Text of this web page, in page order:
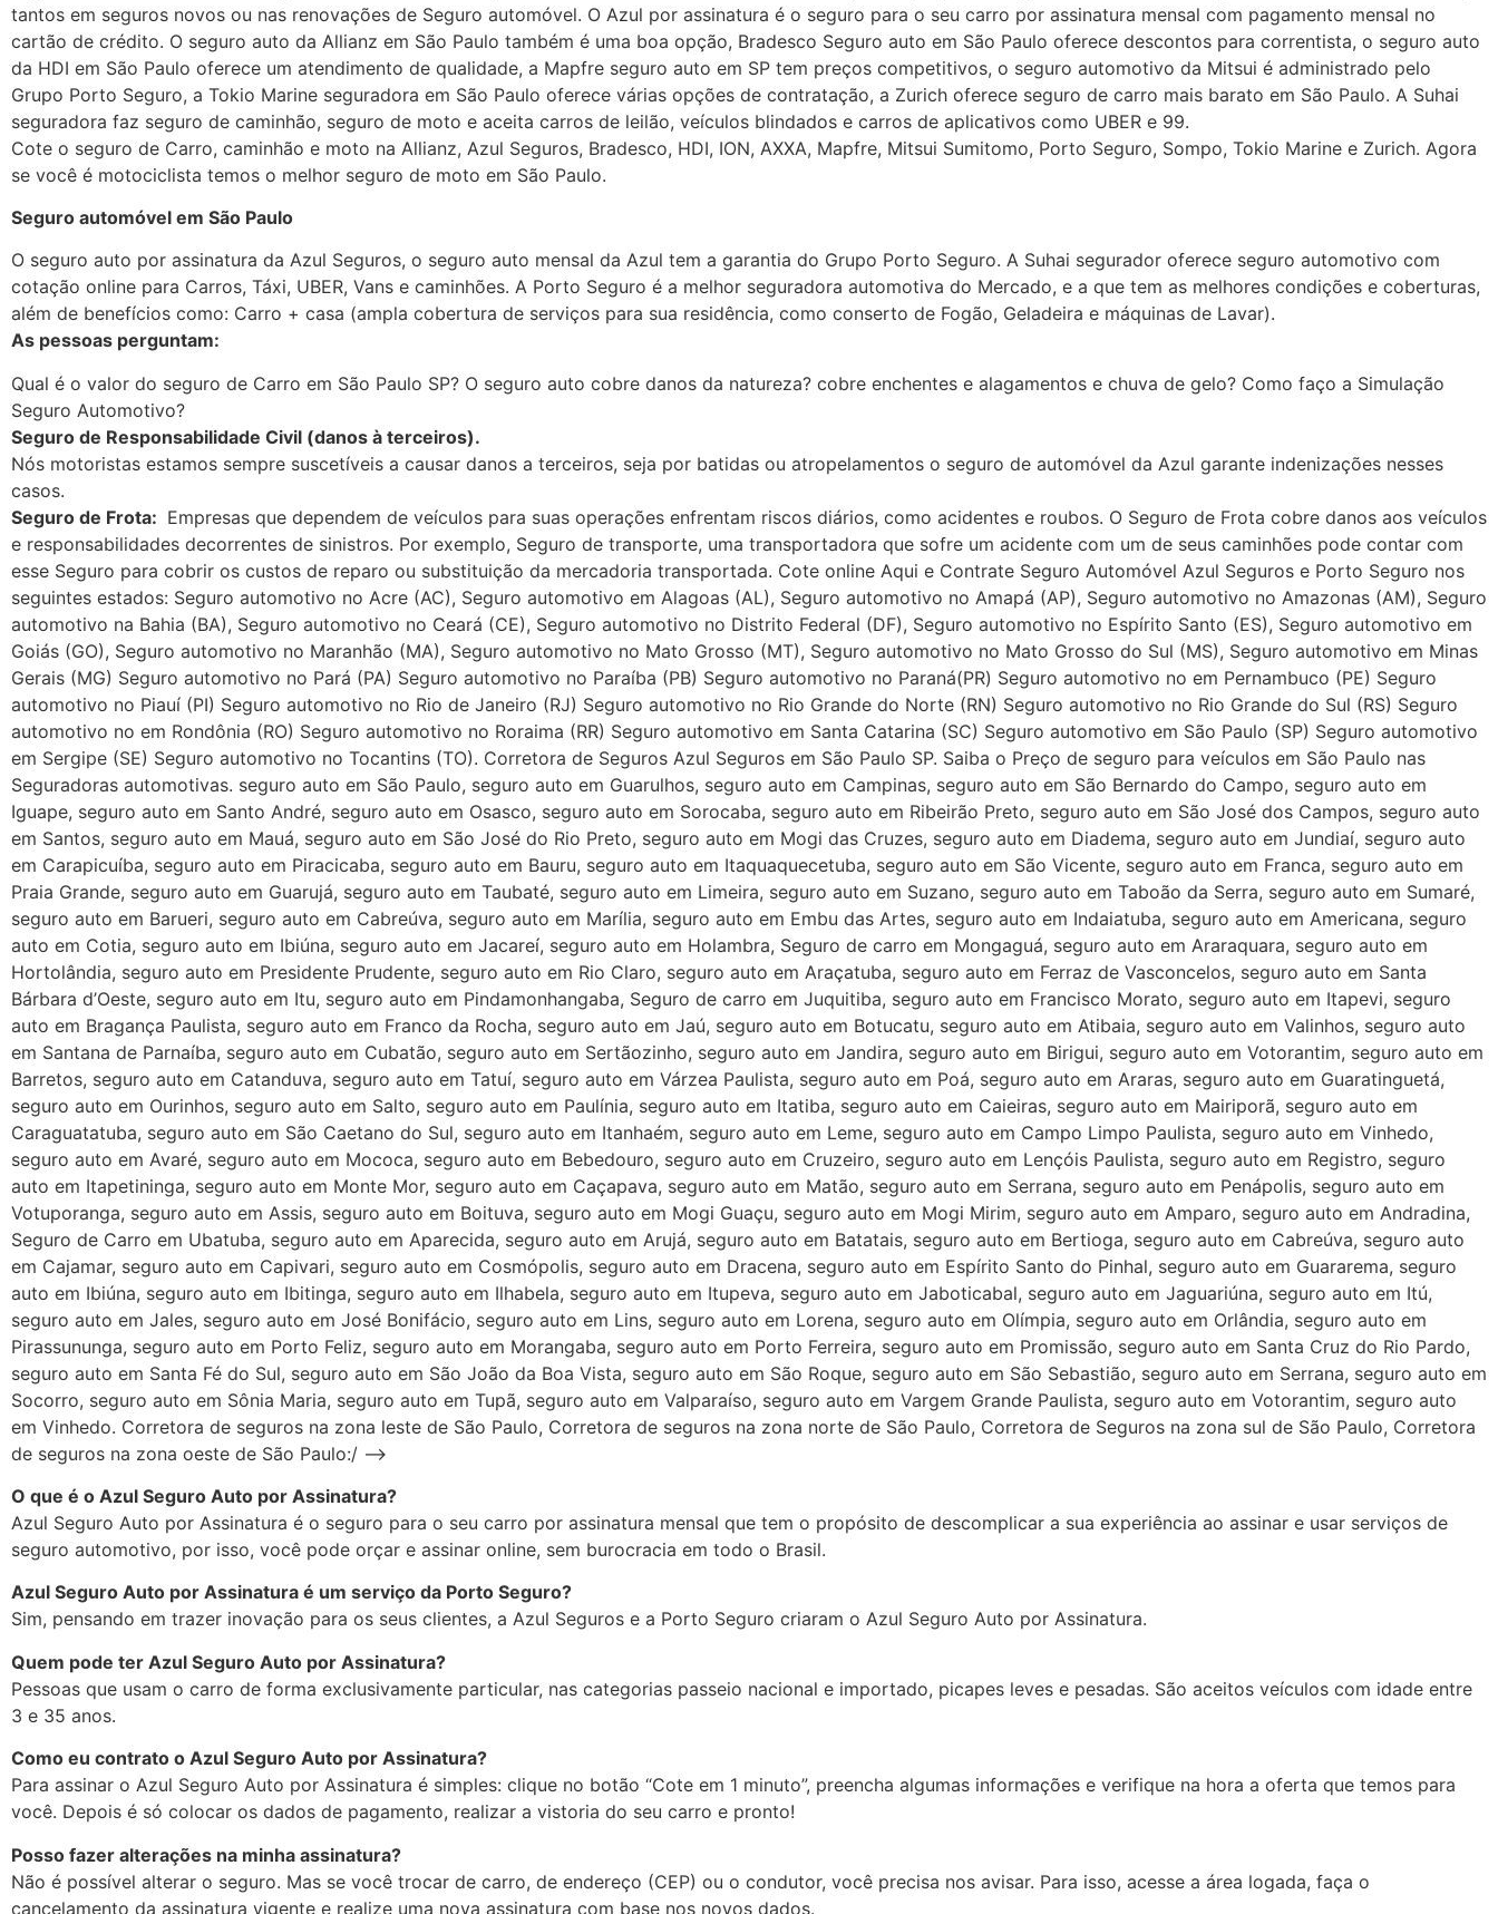
tantos em seguros novos ou nas renovações de Seguro automóvel. O Azul por assinatura é o seguro para o seu carro por assinatura mensal com pagamento mensal no
cartão de crédito. O seguro auto da Allianz em São Paulo também é uma boa opção, Bradesco Seguro auto em São Paulo oferece descontos para correntista, o seguro auto
da HDI em São Paulo oferece um atendimento de qualidade, a Mapfre seguro auto em SP tem preços competitivos, o seguro automotivo da Mitsui é administrado pelo
Grupo Porto Seguro, a Tokio Marine seguradora em São Paulo oferece várias opções de contratação, a Zurich oferece seguro de carro mais barato em São Paulo. A Suhai
seguradora faz seguro de caminhão, seguro de moto e aceita carros de leilão, veículos blindados e carros de aplicativos como UBER e 99.
Cote o seguro de Carro, caminhão e moto na Allianz, Azul Seguros, Bradesco, HDI, ION, AXXA, Mapfre, Mitsui Sumitomo, Porto Seguro, Sompo, Tokio Marine e Zurich. Agora
se você é motociclista temos o melhor seguro de moto em São Paulo.
Seguro automóvel em São Paulo
O seguro auto por assinatura da Azul Seguros, o seguro auto mensal da Azul tem a garantia do Grupo Porto Seguro. A Suhai segurador oferece seguro automotivo com
cotação online para Carros, Táxi, UBER, Vans e caminhões. A Porto Seguro é a melhor seguradora automotiva do Mercado, e a que tem as melhores condições e coberturas,
além de benefícios como: Carro + casa (ampla cobertura de serviços para sua residência, como conserto de Fogão, Geladeira e máquinas de Lavar).
As pessoas perguntam:
Qual é o valor do seguro de Carro em São Paulo SP? O seguro auto cobre danos da natureza? cobre enchentes e alagamentos e chuva de gelo? Como faço a Simulação
Seguro Automotivo?
Seguro de Responsabilidade Civil (danos à terceiros).
Nós motoristas estamos sempre suscetíveis a causar danos a terceiros, seja por batidas ou atropelamentos o seguro de automóvel da Azul garante indenizações nesses
casos.
Seguro de Frota: Empresas que dependem de veículos para suas operações enfrentam riscos diários, como acidentes e roubos. O Seguro de Frota cobre danos aos veículos
e responsabilidades decorrentes de sinistros. Por exemplo, Seguro de transporte, uma transportadora que sofre um acidente com um de seus caminhões pode contar com
esse Seguro para cobrir os custos de reparo ou substituição da mercadoria transportada. Cote online Aqui e Contrate Seguro Automóvel Azul Seguros e Porto Seguro nos
seguintes estados: Seguro automotivo no Acre (AC), Seguro automotivo em Alagoas (AL), Seguro automotivo no Amapá (AP), Seguro automotivo no Amazonas (AM), Seguro
automotivo na Bahia (BA), Seguro automotivo no Ceará (CE), Seguro automotivo no Distrito Federal (DF), Seguro automotivo no Espírito Santo (ES), Seguro automotivo em
Goiás (GO), Seguro automotivo no Maranhão (MA), Seguro automotivo no Mato Grosso (MT), Seguro automotivo no Mato Grosso do Sul (MS), Seguro automotivo em Minas
Gerais (MG) Seguro automotivo no Pará (PA) Seguro automotivo no Paraíba (PB) Seguro automotivo no Paraná(PR) Seguro automotivo no em Pernambuco (PE) Seguro
automotivo no Piauí (PI) Seguro automotivo no Rio de Janeiro (RJ) Seguro automotivo no Rio Grande do Norte (RN) Seguro automotivo no Rio Grande do Sul (RS) Seguro
automotivo no em Rondônia (RO) Seguro automotivo no Roraima (RR) Seguro automotivo em Santa Catarina (SC) Seguro automotivo em São Paulo (SP) Seguro automotivo
em Sergipe (SE) Seguro automotivo no Tocantins (TO). Corretora de Seguros Azul Seguros em São Paulo SP. Saiba o Preço de seguro para veículos em São Paulo nas
Seguradoras automotivas. seguro auto em São Paulo, seguro auto em Guarulhos, seguro auto em Campinas, seguro auto em São Bernardo do Campo, seguro auto em
Iguape, seguro auto em Santo André, seguro auto em Osasco, seguro auto em Sorocaba, seguro auto em Ribeirão Preto, seguro auto em São José dos Campos, seguro auto
em Santos, seguro auto em Mauá, seguro auto em São José do Rio Preto, seguro auto em Mogi das Cruzes, seguro auto em Diadema, seguro auto em Jundiaí, seguro auto
em Carapicuíba, seguro auto em Piracicaba, seguro auto em Bauru, seguro auto em Itaquaquecetuba, seguro auto em São Vicente, seguro auto em Franca, seguro auto em
Praia Grande, seguro auto em Guarujá, seguro auto em Taubaté, seguro auto em Limeira, seguro auto em Suzano, seguro auto em Taboão da Serra, seguro auto em Sumaré,
seguro auto em Barueri, seguro auto em Cabreúva, seguro auto em Marília, seguro auto em Embu das Artes, seguro auto em Indaiatuba, seguro auto em Americana, seguro
auto em Cotia, seguro auto em Ibiúna, seguro auto em Jacareí, seguro auto em Holambra, Seguro de carro em Mongaguá, seguro auto em Araraquara, seguro auto em
Hortolândia, seguro auto em Presidente Prudente, seguro auto em Rio Claro, seguro auto em Araçatuba, seguro auto em Ferraz de Vasconcelos, seguro auto em Santa
Bárbara d’Oeste, seguro auto em Itu, seguro auto em Pindamonhangaba, Seguro de carro em Juquitiba, seguro auto em Francisco Morato, seguro auto em Itapevi, seguro
auto em Bragança Paulista, seguro auto em Franco da Rocha, seguro auto em Jaú, seguro auto em Botucatu, seguro auto em Atibaia, seguro auto em Valinhos, seguro auto
em Santana de Parnaíba, seguro auto em Cubatão, seguro auto em Sertãozinho, seguro auto em Jandira, seguro auto em Birigui, seguro auto em Votorantim, seguro auto em
Barretos, seguro auto em Catanduva, seguro auto em Tatuí, seguro auto em Várzea Paulista, seguro auto em Poá, seguro auto em Araras, seguro auto em Guaratinguetá,
seguro auto em Ourinhos, seguro auto em Salto, seguro auto em Paulínia, seguro auto em Itatiba, seguro auto em Caieiras, seguro auto em Mairiporã, seguro auto em
Caraguatatuba, seguro auto em São Caetano do Sul, seguro auto em Itanhaém, seguro auto em Leme, seguro auto em Campo Limpo Paulista, seguro auto em Vinhedo,
seguro auto em Avaré, seguro auto em Mococa, seguro auto em Bebedouro, seguro auto em Cruzeiro, seguro auto em Lençóis Paulista, seguro auto em Registro, seguro
auto em Itapetininga, seguro auto em Monte Mor, seguro auto em Caçapava, seguro auto em Matão, seguro auto em Serrana, seguro auto em Penápolis, seguro auto em
Votuporanga, seguro auto em Assis, seguro auto em Boituva, seguro auto em Mogi Guaçu, seguro auto em Mogi Mirim, seguro auto em Amparo, seguro auto em Andradina,
Seguro de Carro em Ubatuba, seguro auto em Aparecida, seguro auto em Arujá, seguro auto em Batatais, seguro auto em Bertioga, seguro auto em Cabreúva, seguro auto
em Cajamar, seguro auto em Capivari, seguro auto em Cosmópolis, seguro auto em Dracena, seguro auto em Espírito Santo do Pinhal, seguro auto em Guararema, seguro
auto em Ibiúna, seguro auto em Ibitinga, seguro auto em Ilhabela, seguro auto em Itupeva, seguro auto em Jaboticabal, seguro auto em Jaguariúna, seguro auto em Itú,
seguro auto em Jales, seguro auto em José Bonifácio, seguro auto em Lins, seguro auto em Lorena, seguro auto em Olímpia, seguro auto em Orlândia, seguro auto em
Pirassununga, seguro auto em Porto Feliz, seguro auto em Morangaba, seguro auto em Porto Ferreira, seguro auto em Promissão, seguro auto em Santa Cruz do Rio Pardo,
seguro auto em Santa Fé do Sul, seguro auto em São João da Boa Vista, seguro auto em São Roque, seguro auto em São Sebastião, seguro auto em Serrana, seguro auto em
Socorro, seguro auto em Sônia Maria, seguro auto em Tupã, seguro auto em Valparaíso, seguro auto em Vargem Grande Paulista, seguro auto em Votorantim, seguro auto
em Vinhedo. Corretora de seguros na zona leste de São Paulo, Corretora de seguros na zona norte de São Paulo, Corretora de Seguros na zona sul de São Paulo, Corretora
de seguros na zona oeste de São Paulo:/ –>
O que é o Azul Seguro Auto por Assinatura?
Azul Seguro Auto por Assinatura é o seguro para o seu carro por assinatura mensal que tem o propósito de descomplicar a sua experiência ao assinar e usar serviços de
seguro automotivo, por isso, você pode orçar e assinar online, sem burocracia em todo o Brasil.
Azul Seguro Auto por Assinatura é um serviço da Porto Seguro?
Sim, pensando em trazer inovação para os seus clientes, a Azul Seguros e a Porto Seguro criaram o Azul Seguro Auto por Assinatura.
Quem pode ter Azul Seguro Auto por Assinatura?
Pessoas que usam o carro de forma exclusivamente particular, nas categorias passeio nacional e importado, picapes leves e pesadas. São aceitos veículos com idade entre
3 e 35 anos.
Como eu contrato o Azul Seguro Auto por Assinatura?
Para assinar o Azul Seguro Auto por Assinatura é simples: clique no botão “Cote em 1 minuto”, preencha algumas informações e verifique na hora a oferta que temos para
você. Depois é só colocar os dados de pagamento, realizar a vistoria do seu carro e pronto!
Posso fazer alterações na minha assinatura?
Não é possível alterar o seguro. Mas se você trocar de carro, de endereço (CEP) ou o condutor, você precisa nos avisar. Para isso, acesse a área logada, faça o
cancelamento da assinatura vigente e realize uma nova assinatura com base nos novos dados.